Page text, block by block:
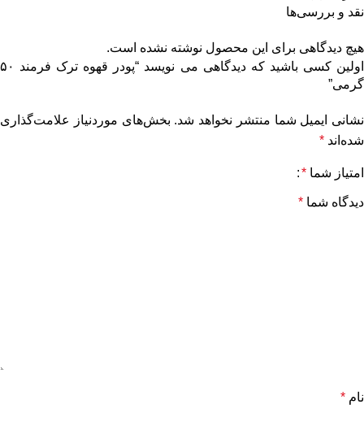
نقد و بررسی‌ها
هیچ دیدگاهی برای این محصول نوشته نشده است.
اولین کسی باشید که دیدگاهی می نویسد “پودر قهوه ترک فرمند ۵۰
گرمی”
نشانی ایمیل شما منتشر نخواهد شد. بخش‌های موردنیاز علامت‌گذاری
شده‌اند *
امتیاز شما *
دیدگاه شما *
نام *